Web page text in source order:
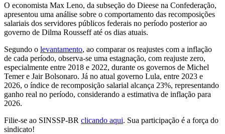
O economista Max Leno, da subseção do Dieese na Confederação,
apresentou uma análise sobre o comportamento das recomposições
salariais dos servidores públicos federais no período posterior ao
governo de Dilma Rousseff até os dias atuais.
Segundo o levantamento, ao comparar os reajustes com a inflação
de cada período, observa-se uma estagnação, com reajuste zero,
especialmente entre 2018 e 2022, durante os governos de Michel
Temer e Jair Bolsonaro. Já no atual governo Lula, entre 2023 e
2026, o índice de recomposição salarial alcança 23%, representando
ganho real no período, considerando a estimativa de inflação para
2026.
Filie-se ao SINSSP-BR clicando aqui. Sua participação é a força do
sindicato!